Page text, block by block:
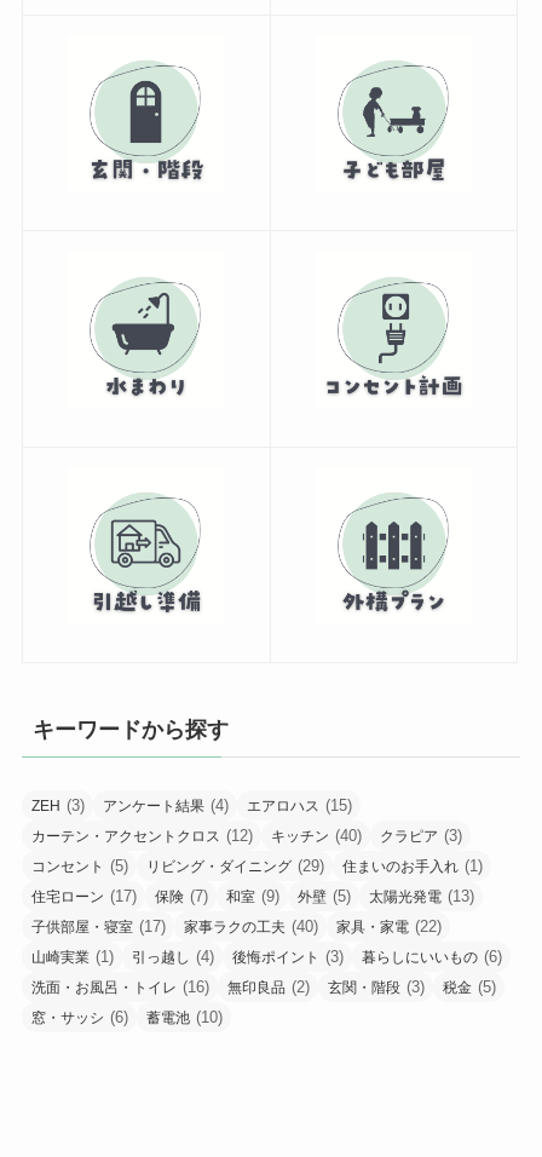
キーワードから探す
ZEH (3) アンケート結果 (4) エアロハス (15)
カーテン・アクセントクロス (12) キッチン (40) クラピア (3)
コンセント (5) リビング・ダイニング (29) 住まいのお手入れ (1)
住宅ローン (17) 保険 (7) 和室 (9) 外壁 (5) 太陽光発電 (13)
子供部屋・寝室 (17) 家事ラクの工夫 (40) 家具・家電 (22)
山崎実業 (1) 引っ越し (4) 後悔ポイント (3) 暮らしにいいもの (6)
洗面・お風呂・トイレ (16) 無印良品 (2) 玄関・階段 (3) 税金 (5)
窓・サッシ (6) 蓄電池 (10)